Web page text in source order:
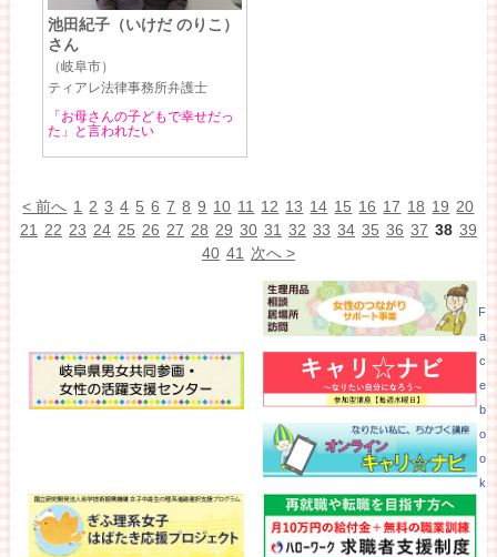
池田紀子（いけだ のりこ）
さん
（岐阜市）
ティアレ法律事務所弁護士
「お母さんの子どもで幸せだっ
た」と言われたい
< 前へ 1 2 3 4 5 6 7 8 9 10 11 12 13 14 15 16 17 18 19 20
21
22 23 24 25 26 27 28 29 30 31 32 33 34 35 36 37 38 39
40 41 次へ >
F
a
c
e
b
o
o
k